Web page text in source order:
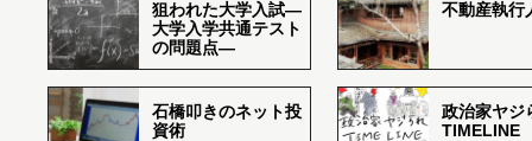
狙われた大学入試―
大学入学共通テスト
の問題点―
不動産執行
石橋叩きのネット投
資術
政治家ヤジ
TIMELINE